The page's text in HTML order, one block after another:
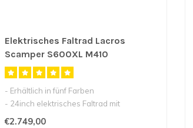
Elektrisches Faltrad Lacros
Scamper S600XL M410
- Erhältlich in fünf Farben
- 24inch elektrisches Faltrad mit
Mittelmotor
€2.749,00